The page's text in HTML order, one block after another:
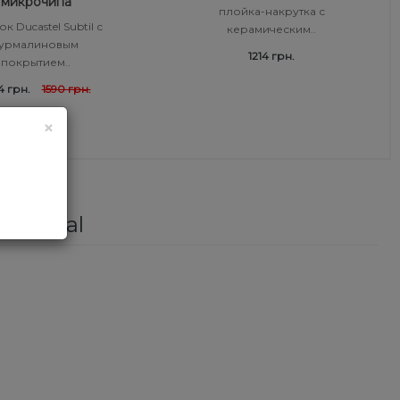
Ducastel Subtil с
покрытием..
грн.
1590 грн.
плойка-накрутка с
керамическим..
1214 грн.
×